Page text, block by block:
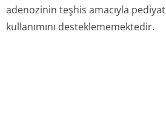
adenozinin teşhis amacıyla
kullanımını desteklememektedir.